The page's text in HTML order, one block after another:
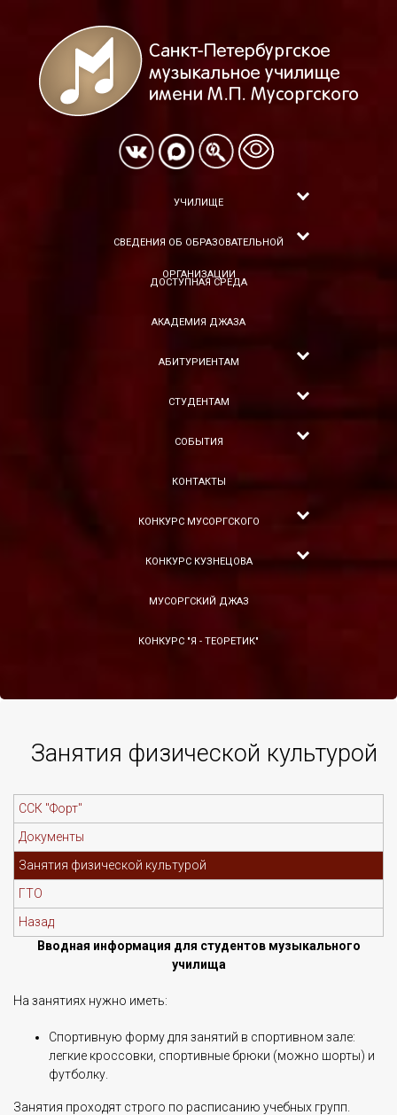
УЧИЛИЩЕ
СВЕДЕНИЯ ОБ ОБРАЗОВАТЕЛЬНОЙ
ОРГАНИЗАЦИИ
ДОСТУПНАЯ СРЕДА
АКАДЕМИЯ ДЖАЗА
АБИТУРИЕНТАМ
СТУДЕНТАМ
СОБЫТИЯ
КОНТАКТЫ
КОНКУРС МУСОРГСКОГО
КОНКУРС КУЗНЕЦОВА
МУСОРГСКИЙ ДЖАЗ
КОНКУРС "Я - ТЕОРЕТИК"
Занятия физической культурой
ССК "Форт"
Документы
Занятия физической культурой
ГТО
Назад
Вводная информация для студентов музыкального
училища
На занятиях нужно иметь:
Спортивную форму для занятий в спортивном зале:
легкие кроссовки, спортивные брюки (можно шорты) и
футболку.
Занятия проходят строго по расписанию учебных групп.